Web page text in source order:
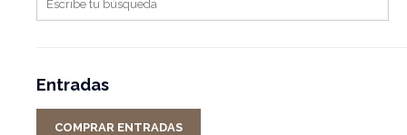
Entradas
COMPRAR ENTRADAS